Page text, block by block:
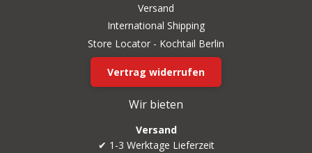
Versand
International Shipping
Store Locator - Kochtail Berlin
Vertrag widerrufen
Wir bieten
Versand
✔ 1-3 Werktage Lieferzeit